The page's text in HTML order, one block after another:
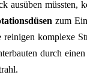
ausüben müssten,
zum
reinigen komplexe
durch einen